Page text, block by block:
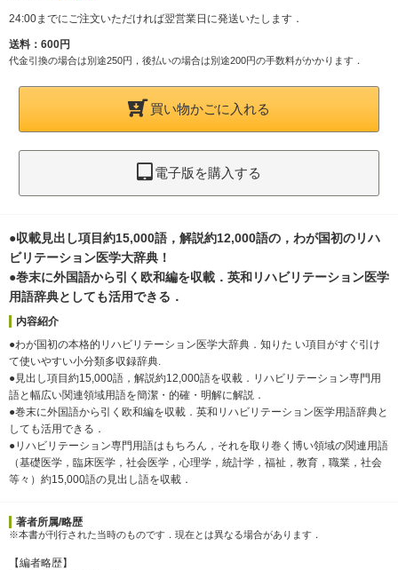
24:00までにご注文いただければ翌営業日に発送いたします．
送料：600円
代金引換の場合は別途250円，後払いの場合は別途200円の手数料がかかります．
買い物かごに入れる
電子版を購入する
●収載見出し項目約15,000語，解説約12,000語の，わが国初のリハ
ビリテーション医学大辞典！
●巻末に外国語から引く欧和編を収載．英和リハビリテーション医学
用語辞典としても活用できる．
内容紹介
●わが国初の本格的リハビリテーション医学大辞典．知りた い項目がすぐ引け
て使いやすい小分類多収録辞典.
●見出し項目約15,000語，解説約12,000語を収載．リハビリテーション専門用
語と幅広い関連領域用語を簡潔・的確・明解に解説．
●巻末に外国語から引く欧和編を収載．英和リハビリテーション医学用語辞典と
しても活用できる．
●リハビリテーション専門用語はもちろん，それを取り巻く博い領域の関連用語
（基礎医学，臨床医学，社会医学，心理学，統計学，福祉，教育，職業，社会
等々）約15,000語の見出し語を収載．
著者所属/略歴
※本書が刊行された当時のものです．現在とは異なる場合があります．
【編者略歴】